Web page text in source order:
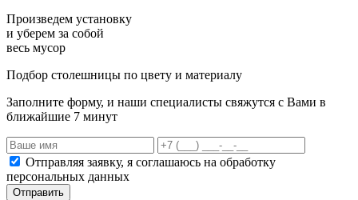
Произведем установку
и уберем за собой
весь мусор
Подбор столешницы по цвету и материалу
Заполните форму, и наши специалисты свяжутся с Вами в
ближайшие 7 минут
Отправляя заявку, я соглашаюсь на обработку
персональных данных
Отправить